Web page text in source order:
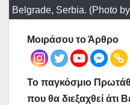
Belgrade, Serbia. (Photo
Μοιράσου το Άρθρο
Το παγκόσμιο
που θα διεξαχθεί άτι